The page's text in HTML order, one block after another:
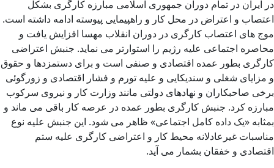
در ایران در تمام دوران جمهوری اسلامی مبارزه کارگری بشکل
اعتصاب و اعتراض در محل کار و راهپیمایی پیوسته ادامه داشته است.
موج های اعتصاب کارگری در دوران انقلاب مهسا افزایش یافت و
محاصره اجتماعی علیه رژیم را استوارتر می نماید. جنبش اعتراضی
کارگری بطور عمده اقتصادی و صنفی است و برای دستمزدها و حقوق
و مزایای شغلی و سندیکایی و علیه تورم و فشار اقتصادی و زورگوئی
برخی صاحبکاران و نهادهای دولتی مانند وزارت کار و نیروی سرکوب
مبارزه کرد. جنبش کارگری بطور عمده در عرصه کار باقی می ماند و
بمثابه «یک داده کامل اجتماعی» ظاهر می شود. این جنبش علیه نوع
مناسبات غیرعادلانه محیط کار و اعتراضی کارگری علیه ستم
اقتصادی و خفقان بشمار می آید.